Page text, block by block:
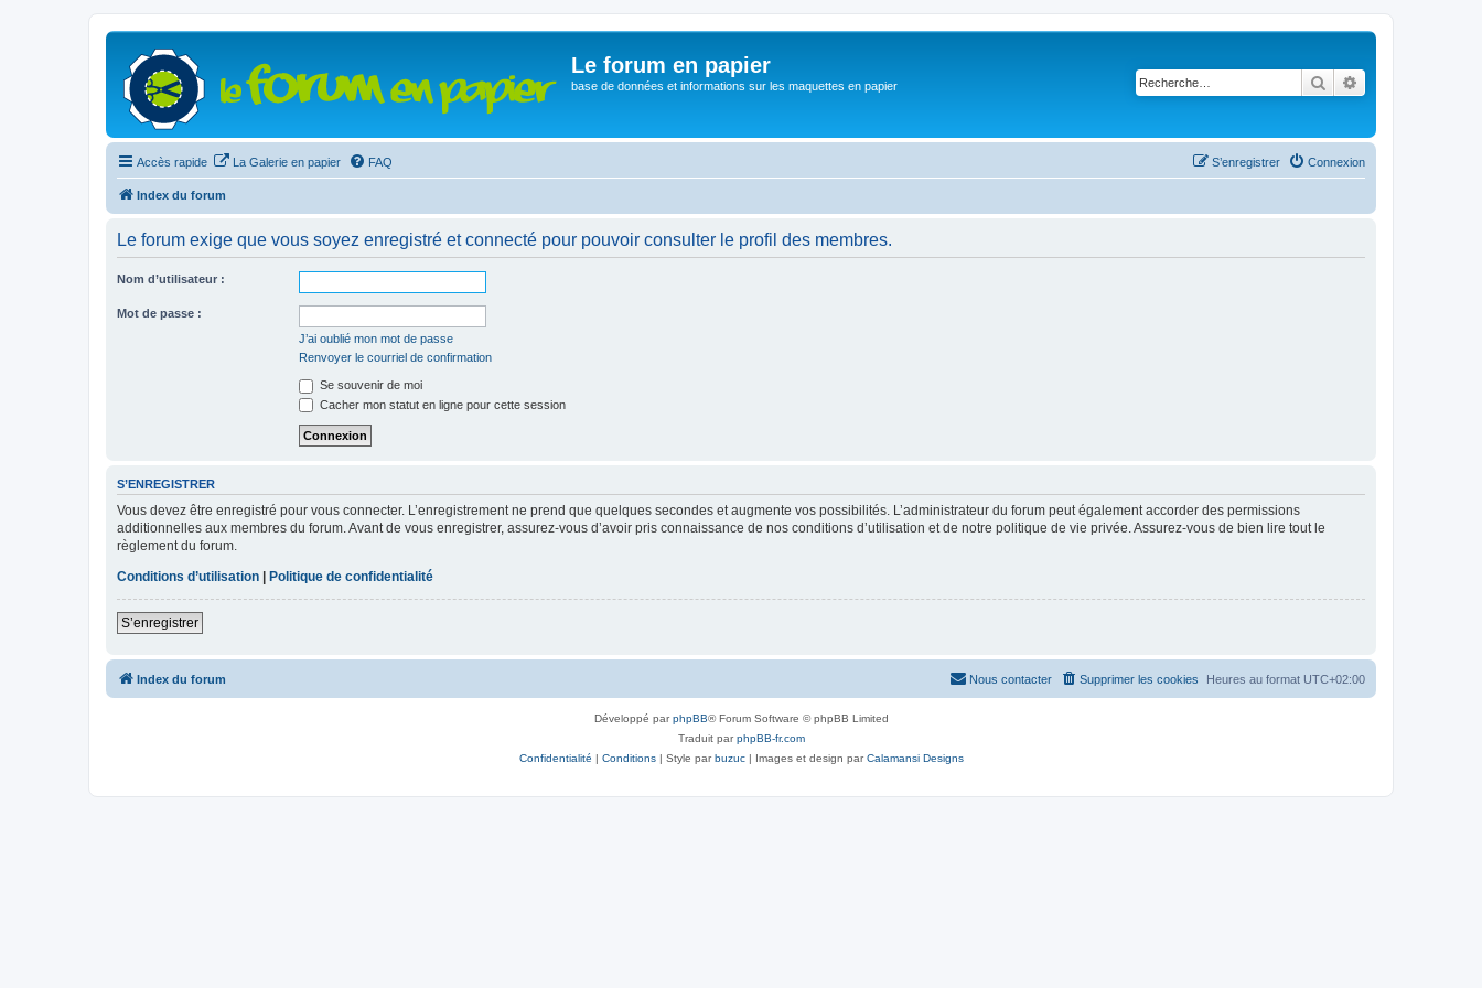
Le forum en papier
base de données et informations sur les maquettes en papier Rechercher
Accès rapide La Galerie en papier FAQ Connexion
S’enregistrer
Index du forum
Le forum exige que vous soyez enregistré et connecté pour pouvoir consulter le profil des membres.
Nom d’utilisateur :
Mot de passe :
J’ai oublié mon mot de passe
Renvoyer le courriel de confirmation
Se souvenir de moi
Cacher mon statut en ligne pour cette session
S’ENREGISTRER
Vous devez être enregistré pour vous connecter. L’enregistrement ne prend que quelques secondes et augmente vos possibilités. L’administrateur du forum peut également accorder des permissions
additionnelles aux membres du forum. Avant de vous enregistrer, assurez-vous d’avoir pris connaissance de nos conditions d’utilisation et de notre politique de vie privée. Assurez-vous de bien lire tout le
règlement du forum.
Conditions d’utilisation | Politique de confidentialité
S’enregistrer
Index du forum Heures au format UTC+02:00
Supprimer les cookies
Nous contacter
Développé parphpBB® Forum Software © phpBB Limited
Traduit parphpBB-fr.com
Confidentialité | Conditions| Style parbuzuc| Images et design parCalamansi Designs